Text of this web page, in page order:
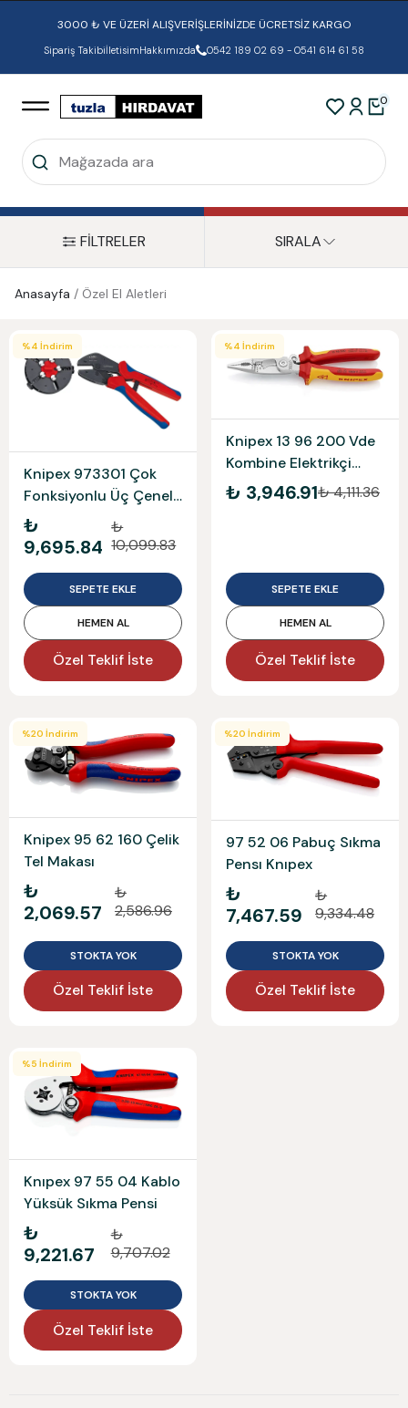
3000 ₺ VE ÜZERİ ALIŞVERİŞLERİNİZDE ÜCRETSİZ KARGO
Sipariş TakibiİletisimHakkımızda 0542 189 02 69 - 0541 614 61 58
0
FİLTRELER SIRALA
Anasayfa / Özel El Aletleri
%4 İndirim
Knipex 973301 Çok
Fonksiyonlu Üç Çeneli
Pabuç ve Yüksük
Sıkma Pensesi
₺
9,695.84
₺
10,099.83
SEPETE EKLE
HEMEN AL
Özel Teklif İste
%4 İndirim
Knipex 13 96 200 Vde
Kombine Elektrikçi
Pensesi Kablo Sıyırıcılı
Yaylı
₺ 3,946.91₺ 4,111.36
SEPETE EKLE
HEMEN AL
Özel Teklif İste
%20 İndirim
Knipex 95 62 160 Çelik
Tel Makası
₺
2,069.57
₺
2,586.96
STOKTA YOK
Özel Teklif İste
%20 İndirim
97 52 06 Pabuç Sıkma
Pensı Knıpex
₺
7,467.59
₺
9,334.48
STOKTA YOK
Özel Teklif İste
%5 İndirim
Knıpex 97 55 04 Kablo
Yüksük Sıkma Pensi
₺
9,221.67
₺
9,707.02
STOKTA YOK
Özel Teklif İste